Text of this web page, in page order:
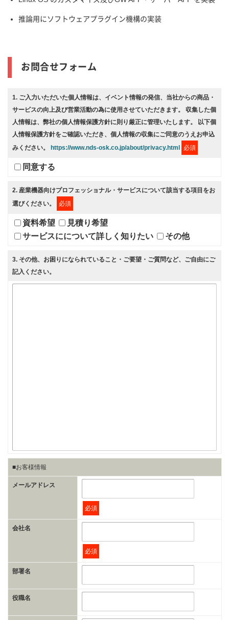
推論用にソフトウェアプラグイン機構の実装
お問合せフォーム
1. ご入力いただいた個人情報は、イベント情報の発信、当社からの商品・
サービスの向上及び営業活動の為に使用させていただきます。 収集した個
人情報は、弊社の個人情報保護方針に則り厳正に管理いたします。 以下個
人情報保護方針をご確認いただき、個人情報の収集にご同意のうえお申込
みください。 https://www.nds-osk.co.jp/about/privacy.html 必須
同意する
2. 産業機器向けプロフェッショナル・サービスについて該当する項目をお
選びください。
必須
資料希望
見積り希望
サービスにについて詳しく知りたい
その他
3. その他、お困りになられていること・ご要望・ご質問など、ご自由にご
記入ください。
■お客様情報
メールアドレス
必須
会社名
必須
部署名
役職名